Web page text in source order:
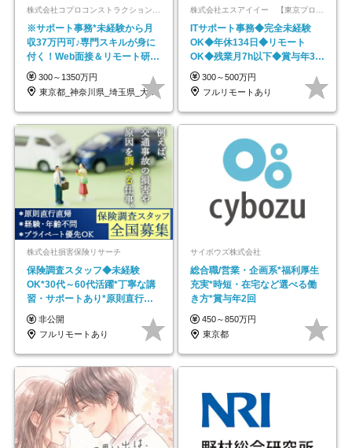
※サポート事務*未経験から月
収37万円可♪専門スキルが身に
付く！Web面接＆リモート研修
も充実♪/a
300～1350万円
東京都_神奈川県_埼玉県_大阪府_愛知県…
ITサポート事務◆完全未経験
OK◆年休134日◆リモート
OK◆残業月7h以下◆賞与年3回
◆5年目まで必ず昇給
300～500万円
フルリモートあり
株式会社損害保険リサーチ
保険調査スタッフ◆未経験
OK*30代～60代活躍*丁寧な講
習・サポートあり*原則直行直
帰／全国募集・業務委託
非公開
フルリモートあり
サイボウズ株式会社
総合職/営業・企画系*福利厚生
充実*時短・在宅など選べる働
き方*賞与年2回
450～850万円
東京都